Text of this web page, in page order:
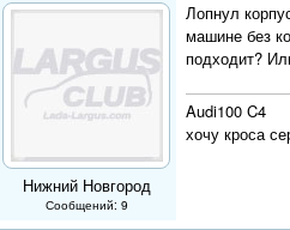
Нижний Новгород
Сообщений: 9
Лопнул
машине без
подходит?
Audi100 C4
хочу кроса